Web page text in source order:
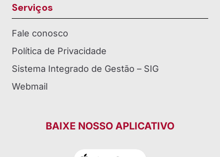
Serviços
Fale conosco
Política de Privacidade
Sistema Integrado de Gestão – SIG
Webmail
BAIXE NOSSO APLICATIVO